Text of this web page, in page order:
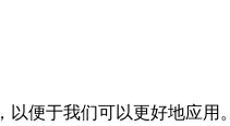
便于我们可以更好地应用。